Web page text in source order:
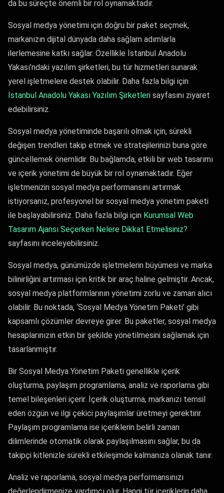
da bu süreçte önemli bir rol oynamaktadır.
Sosyal medya yönetimi için doğru bir paket seçmek,
markanızın dijital dünyada daha sağlam adımlarla
ilerlemesine katkı sağlar. Özellikle İstanbul Anadolu
Yakası’ndaki yazılım şirketleri, bu tür hizmetleri sunarak
yerel işletmelere destek olabilir. Daha fazla bilgi için
İstanbul Anadolu Yakası Yazılım Şirketleri sayfasını ziyaret
edebilirsiniz.
Sosyal medya yönetiminde başarılı olmak için, sürekli
değişen trendleri takip etmek ve stratejilerinizi buna göre
güncellemek önemlidir. Bu bağlamda, etkili bir web tasarımı
ve içerik yönetimi de büyük bir rol oynamaktadır. Eğer
işletmenizin sosyal medya performansını artırmak
istiyorsanız, profesyonel bir sosyal medya yönetim paketi
ile başlayabilirsiniz. Daha fazla bilgi için Kurumsal Web
Tasarım Ajansı Seçerken Nelere Dikkat Etmelisiniz?
sayfasını inceleyebilirsiniz.
Sosyal medya, günümüzde işletmelerin büyümesi ve marka
bilinirliğini artırması için kritik bir araç haline gelmiştir. Ancak,
sosyal medya platformlarının yönetimi zorlu ve zaman alıcı
olabilir. Bu noktada, ‘Sosyal Medya Yönetim Paketi’ gibi
kapsamlı çözümler devreye girer. Bu paketler, sosyal medya
hesaplarınızın etkin bir şekilde yönetilmesini sağlamak için
tasarlanmıştır.
Bir Sosyal Medya Yönetim Paketi genellikle içerik
oluşturma, paylaşım programlama, analiz ve raporlama gibi
temel bileşenleri içerir. İçerik oluşturma, markanızı temsil
eden özgün ve ilgi çekici paylaşımlar üretmeyi gerektirir.
Paylaşım programlama ise içeriklerin belirli zaman
dilimlerinde otomatik olarak paylaşılmasını sağlar, bu da
takipçi kitlenizle sürekli etkileşimde kalmanıza olanak tanır.
Analiz ve raporlama, sosyal medya performansınızı